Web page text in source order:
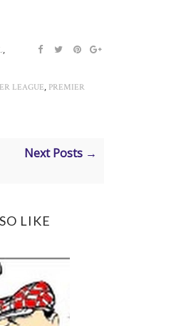
,
LEAGUE, PREMIER
Next Posts →
LIKE